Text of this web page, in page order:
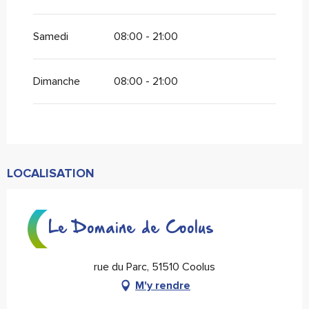
Samedi 08:00 - 21:00
Dimanche 08:00 - 21:00
LOCALISATION
Le Domaine de Coolus
rue du Parc, 51510 Coolus
M'y rendre